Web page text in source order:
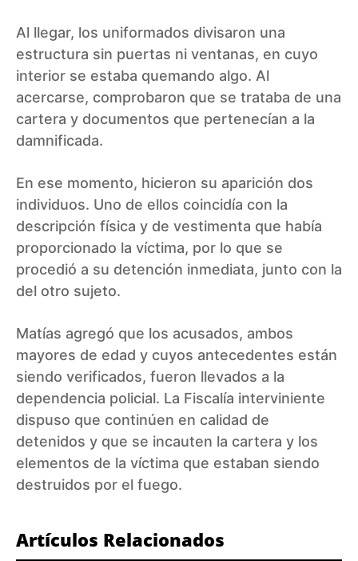
Al llegar, los uniformados divisaron una
estructura sin puertas ni ventanas, en cuyo
interior se estaba quemando algo. Al
acercarse, comprobaron que se trataba de una
cartera y documentos que pertenecían a la
damnificada.
En ese momento, hicieron su aparición dos
individuos. Uno de ellos coincidía con la
descripción física y de vestimenta que había
proporcionado la víctima, por lo que se
procedió a su detención inmediata, junto con la
del otro sujeto.
Matías agregó que los acusados, ambos
mayores de edad y cuyos antecedentes están
siendo verificados, fueron llevados a la
dependencia policial. La Fiscalía interviniente
dispuso que continúen en calidad de
detenidos y que se incauten la cartera y los
elementos de la víctima que estaban siendo
destruidos por el fuego.
Artículos Relacionados